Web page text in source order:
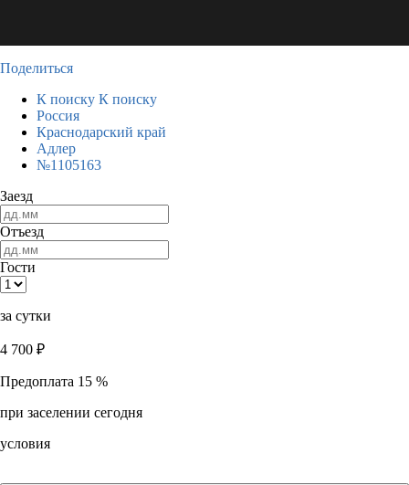
Поделиться
К поиску К поиску
Россия
Краснодарский край
Адлер
№1105163
Заезд
Отъезд
Гости
за сутки
4 700 ₽
Предоплата 15 %
при заселении сегодня
условия